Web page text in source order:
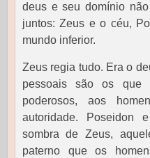
deus e seu domínio
juntos: Zeus e o céu,
mundo inferior.
Zeus regia tudo. Era o
pessoais são os que
poderosos, aos
autoridade. Poseidon
sombra de Zeus,
paterno que os